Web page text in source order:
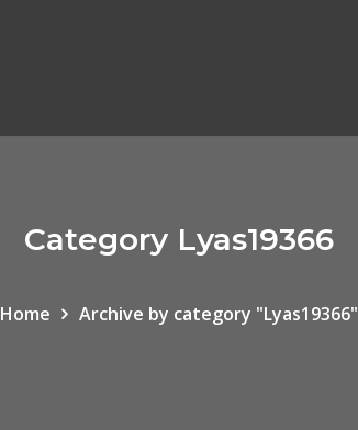
Category Lyas19366
Home Archive by category "Lyas19366"